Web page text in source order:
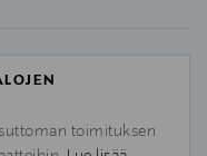
toimituksen